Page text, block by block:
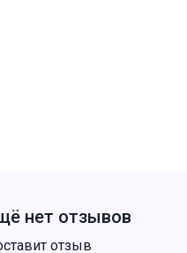
нет отзывов
отзыв